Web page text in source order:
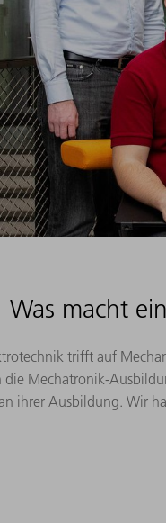
Was macht
trifft auf
die Mechatronik-
ihrer Ausbildung. Wir